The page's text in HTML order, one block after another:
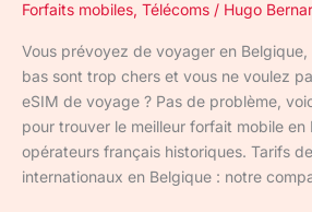
Forfaits mobiles, Télécoms / Hugo
Vous prévoyez de voyager en
bas sont trop chers et vous ne voulez
eSIM de voyage ? Pas de problème,
pour trouver le meilleur forfait mobile en
opérateurs français historiques. Tarifs
internationaux en Belgique : notre
en